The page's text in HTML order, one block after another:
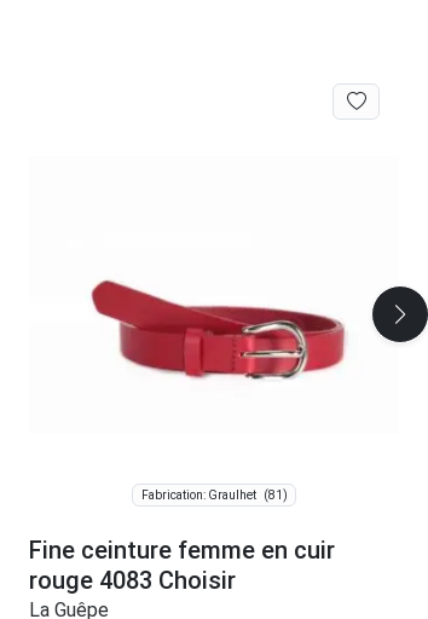
Fabrication: Graulhet (81)
Fine ceinture femme en cuir
rouge 4083 Choisir
La Guêpe